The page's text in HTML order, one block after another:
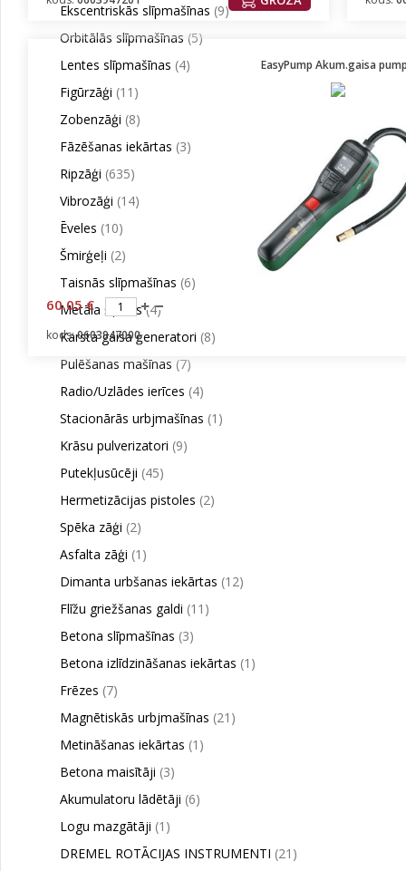
Ekscentriskās slīpmašīnas (9)
Orbitālās slīpmašīnas (5)
Lentes slīpmašīnas (4)
Figūrzāģi (11)
Zobenzāģi (8)
Fāzēšanas iekārtas (3)
Ripzāģi (635)
Vibrozāģi (14)
Ēveles (10)
Šmirģeļi (2)
Taisnās slīpmašīnas (6)
Metāla šķēres(4)
Karsta gaisa ģeneratori (8)
Pulēšanas mašīnas (7)
Radio/Uzlādes ierīces (4)
Stacionārās urbjmašīnas (1)
Krāsu pulverizatori (9)
Putekļusūcēji (45)
Hermetizācijas pistoles (2)
Spēka zāģi (2)
Asfalta zāģi (1)
Dimanta urbšanas iekārtas (12)
Flīžu griežšanas galdi (11)
Betona slīpmašīnas (3)
Betona izlīdzināšanas iekārtas (1)
Frēzes (7)
Magnētiskās urbjmašīnas (21)
Metināšanas iekārtas (1)
Betona maisītāji (3)
Akumulatoru lādētāji (6)
Logu mazgātāji (1)
DREMEL ROTĀCIJAS INSTRUMENTI (21)
EasyPump Akum.gaisa
60.05 €
kods:0603947000